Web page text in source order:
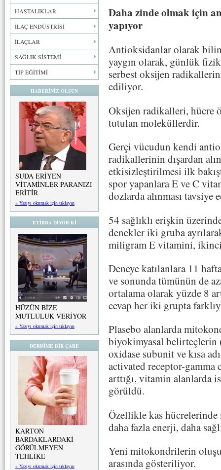
HASTALIKLAR
İLAÇ ENDÜSTRİSİ
İLAÇLAR
SAĞLIK SİSTEMİ
TIP EĞİTİMİ
HABERİNİZ OLSUN
SUDA ERİYEN
VİTAMİNLER PARANIZI
ERİTİR
» Yazıyı okumak için tıklayın
ETİBBA DİYOR Kİ
HÜZÜN BİZE
MUTLULUK VERİYOR
» Yazıyı okumak için tıklayın
DERDİME BİR ÇARE
KARTON
BARDAKLARDAKİ
GÖRÜLMEYEN
TEHLİKE
» Yazıyı okumak için tıklayın
Daha zinde olmak için
yapıyor
Antioksidanlar olarak
yaygın olarak, günlük
serbest oksijen
ediliyor.
Oksijen radikalleri, hücre
tutulan moleküllerdir.
Gerçi vücudun kendi
radikallerinin dışardan
etkisizleştirilmesi ilk
spor yapanlara E ve C
dozlarda alınması tavsiye
54 sağlıklı erişkin
denekler iki gruba
miligram E vitamini,
Deneye katılanlara 11
ve sonunda tümünün de
ortalama olarak yüzde 8
cevap her iki grupta
Plasebo alanlarda
biyokimyasal belirteçlerin
oxidase subunit ve kısa
activated receptor-
arttığı, vitamin alanlarda
görüldü.
Özellikle kas
daha fazla enerji, daha
Yeni mitokondrilerin
arasında gösteriliyor.